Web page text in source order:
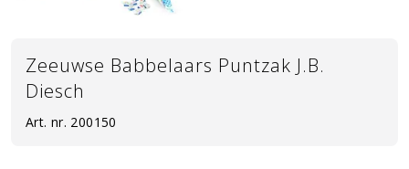
Zeeuwse Babbelaars Puntzak J.B.
Diesch
Art. nr. 200150